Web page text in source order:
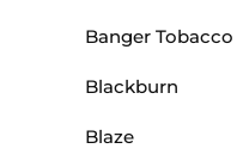
Banger Tobacco
Blackburn
Blaze